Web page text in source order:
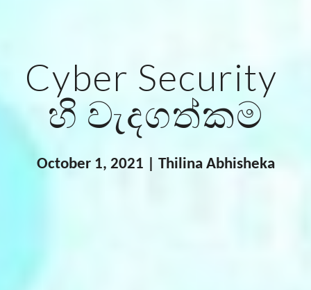
Cyber Security
හි වැදගත්කම
October 1, 2021 | Thilina Abhisheka